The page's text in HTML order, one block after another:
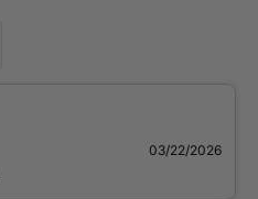
03/22/2026